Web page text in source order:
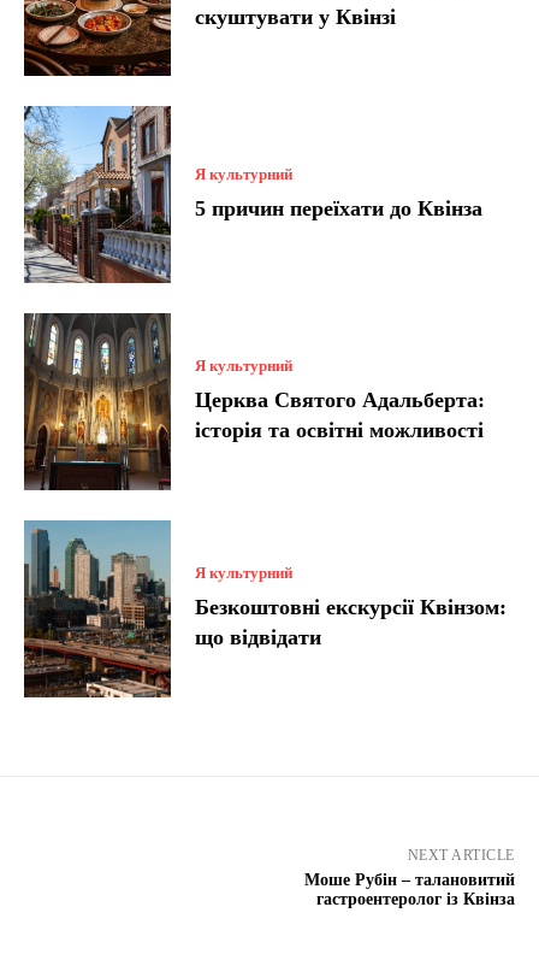
скуштувати у Квінзі
Я культурний
5 причин переїхати до Квінза
Я культурний
Церква Святого Адальберта:
історія та освітні можливості
Я культурний
Безкоштовні екскурсії Квінзом:
що відвідати
NEXT ARTICLE
Моше Рубін – талановитий
гастроентеролог із Квінза